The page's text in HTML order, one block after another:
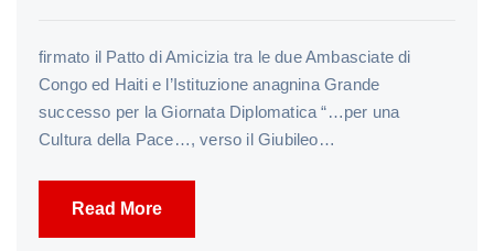
firmato il Patto di Amicizia tra le due Ambasciate di
Congo ed Haiti e l’Istituzione anagnina Grande
successo per la Giornata Diplomatica “…per una
Cultura della Pace…, verso il Giubileo…
Read More